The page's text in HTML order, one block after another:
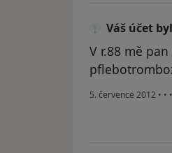
Váš účet
V r.88 mě
5. července 2012 • • •